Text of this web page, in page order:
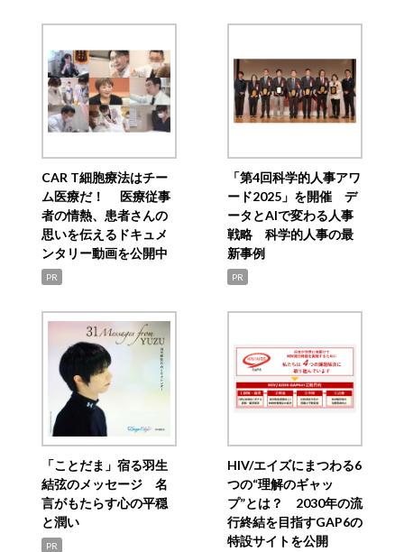
CAR T細胞療法はチー
ム医療だ！ 医療従事
者の情熱、患者さんの
思いを伝えるドキュメ
ンタリー動画を公開中
PR
「第4回科学的人事アワ
ード2025」を開催 デ
ータとAIで変わる人事
戦略 科学的人事の最
新事例
PR
「ことだま」宿る羽生
結弦のメッセージ 名
言がもたらす心の平穏
と潤い
PR
HIV/エイズにまつわる6
つの“理解のギャッ
プ”とは？ 2030年の流
行終結を目指すGAP6の
特設サイトを公開